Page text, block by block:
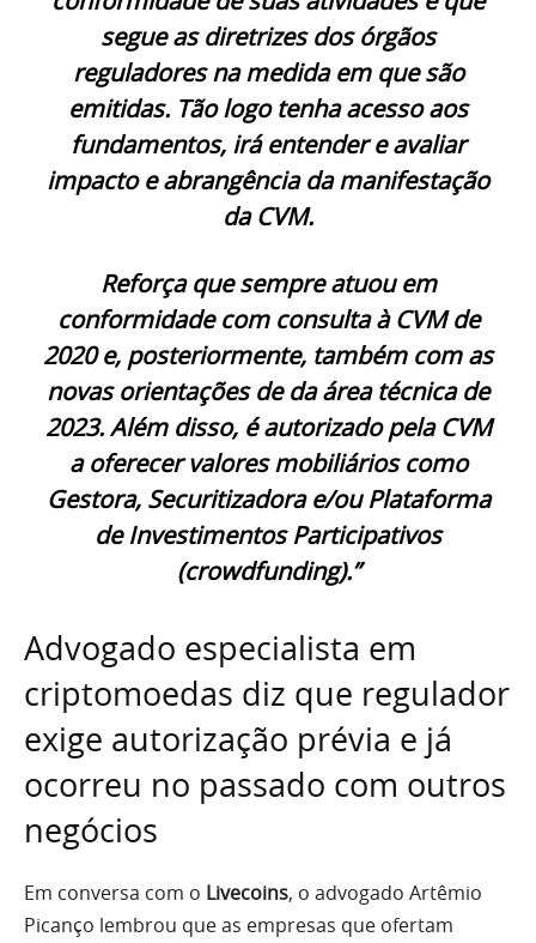
segue as diretrizes dos órgãos
reguladores na medida em que são
emitidas. Tão logo tenha acesso aos
fundamentos, irá entender e avaliar
impacto e abrangência da manifestação
da CVM.
Reforça que sempre atuou em
conformidade com consulta à CVM de
2020 e, posteriormente, também com as
novas orientações de da área técnica de
2023. Além disso, é autorizado pela CVM
a oferecer valores mobiliários como
Gestora, Securitizadora e/ou Plataforma
de Investimentos Participativos
(crowdfunding).”
Advogado especialista em
criptomoedas diz que regulador
exige autorização prévia e já
ocorreu no passado com outros
negócios
Em conversa com o Livecoins, o advogado Artêmio
Picanço lembrou que as empresas que ofertam